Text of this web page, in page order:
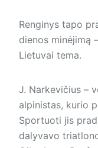
Renginys tapo
die­nos minėjimą
Lietuvai tema.
J. Narkevičius –
alpinistas, kurio
Sportuoti jis
dalyvavo